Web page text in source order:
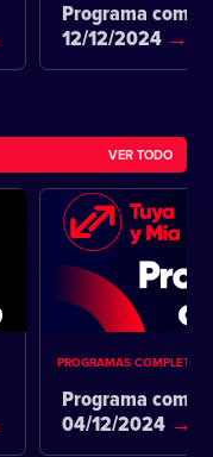
Programa
12/12/2024
VER TODO
PROGRAMAS COMPLETOS
Programa
04/12/2024